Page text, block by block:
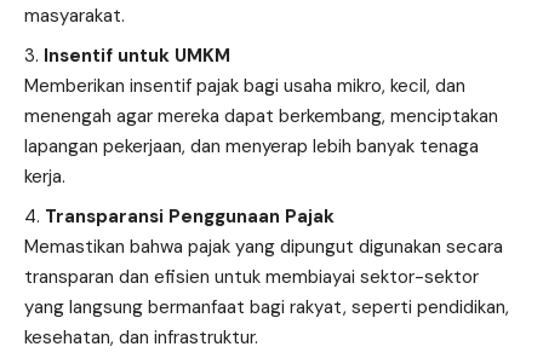
masyarakat.
Insentif untuk UMKM
Memberikan insentif pajak bagi usaha mikro, kecil, dan
menengah agar mereka dapat berkembang, menciptakan
lapangan pekerjaan, dan menyerap lebih banyak tenaga
kerja.
Transparansi Penggunaan Pajak
Memastikan bahwa pajak yang dipungut digunakan secara
transparan dan efisien untuk membiayai sektor-sektor
yang langsung bermanfaat bagi rakyat, seperti pendidikan,
kesehatan, dan infrastruktur.